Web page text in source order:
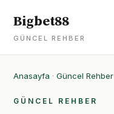
Bigbet88
GÜNCEL REHBER
Anasayfa · Güncel Rehber
GÜNCEL REHBER